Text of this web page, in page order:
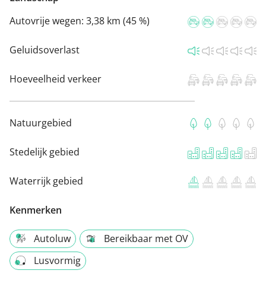
Autovrije wegen: 3,38 km (45 %)
Geluidsoverlast
Hoeveelheid verkeer
Natuurgebied
Stedelijk gebied
Waterrijk gebied
Kenmerken
Autoluw
Bereikbaar met OV
Lusvormig